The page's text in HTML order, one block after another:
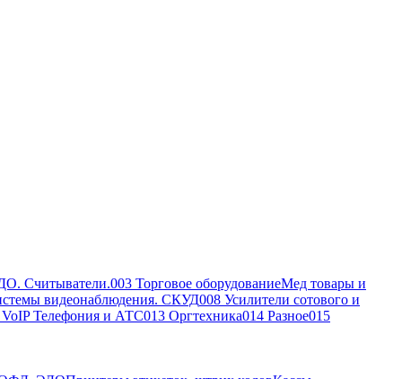
Считыватели.003 Торговое оборудованиеМед товары и
видеонаблюдения. СКУД008 Усилители сотового и
VoIP Телефония и АТС013 Оргтехника014 Разное015